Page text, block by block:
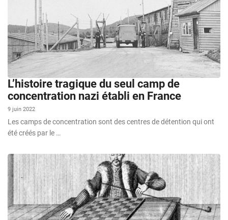
L’histoire tragique du seul camp de
concentration nazi établi en France
9 juin 2022
Les camps de concentration sont des centres de détention qui ont
été créés par le …